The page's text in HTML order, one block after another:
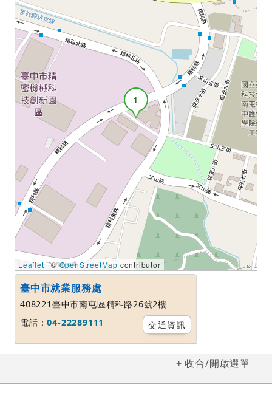
1
Leaflet| ©OpenStreetMap contributor
臺中市就業服務處
408221臺中市南屯區精科路26號2樓
電話：04-22289111 交通資訊
收合/開啟選單